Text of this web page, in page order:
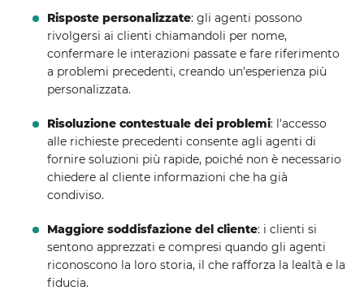
Risposte personalizzate: gli agenti possono
rivolgersi ai clienti chiamandoli per nome,
confermare le interazioni passate e fare riferimento
a problemi precedenti, creando un'esperienza più
personalizzata.
Risoluzione contestuale dei problemi: l'accesso
alle richieste precedenti consente agli agenti di
fornire soluzioni più rapide, poiché non è necessario
chiedere al cliente informazioni che ha già
condiviso.
Maggiore soddisfazione del cliente: i clienti si
sentono apprezzati e compresi quando gli agenti
riconoscono la loro storia, il che rafforza la lealtà e la
fiducia.